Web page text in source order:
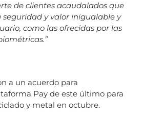
de clientes acaudalados que
y valor inigualable y
como las ofrecidas por las
a un acuerdo para
Pay de este último para
y metal en octubre.